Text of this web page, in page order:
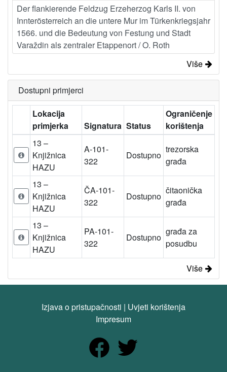
Der flankierende Feldzug Erzeherzog Karls II. von
Innterösterreich an die untere Mur im Türkenkriegsjahr
1566. und die Bedeutung von Festung und Stadt
Varaždin als zentraler Etappenort / O. Roth
Više
Dostupni primjerci
Lokacija
primjerka
Signatura Status
Ograničenje
korištenja
13 –
Knjižnica
HAZU
A-101-
322
Dostupno
trezorska
građa
13 –
Knjižnica
HAZU
ČA-101-
322
Dostupno
čitaonička
građa
13 –
Knjižnica
HAZU
PA-101-
322
Dostupno
građa za
posudbu
Više
Izjava o pristupačnosti | Uvjeti korištenja
Impresum